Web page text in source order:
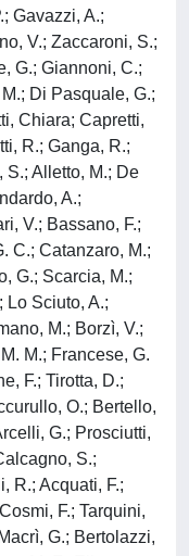
Gavazzi, A.;
V.; Zaccaroni, S.;
G.; Giannoni, C.;
Di Pasquale, G.;
Chiara; Capretti,
R.; Ganga, R.;
S.; Alletto, M.; De
A.;
V.; Bassano, F.;
C.; Catanzaro, M.;
G.; Scarcia, M.;
Lo Sciuto, A.;
M.; Borzì, V.;
M.; Francese, G.
F.; Tirotta, D.;
O.; Bertello,
G.; Prosciutti,
S.;
R.; Acquati, F.;
F.; Tarquini,
G.; Bertolazzi,